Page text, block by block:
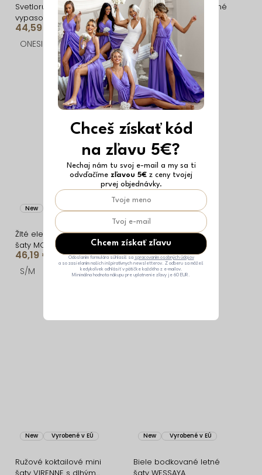
Svetloružové
vypasované dlhé šaty
UMSEET
44,59 €
ONESIZE
Svetlo zelené elegantné
dlhé šaty NORVETA s
odhaleným chrbtom
37,29 €
ONESIZE
New
Žlté elegantné dlhé letné
šaty MOVINATE
46,19 €
S/M
Vyrobené v EÚ
Zelené koktailové mini
šaty VIRENNE s dlhým
rukávom
25,49 €
ONESIZE
New Vyrobené v EÚ
Ružové koktailové mini
New Vyrobené v EÚ
Biele bodkované letné
Chceš získať kód
na zľavu 5€?
Nechaj nám tu svoj e-mail a my sa ti
odvďačíme zľavou 5€ z ceny tvojej
prvej objednávky.
Chcem získať zľavu
Odoslaním formulára súhlasíš sa spracovaním osobných údajov
a so zasielaním našich inšpiratívnych newsletterov. Z odberu sa môžeš
kedykoľvek odhlásiť v pätičke každého z e-mailov.
Minimálna hodnota nákupu pre uplatnenie zľavy je 60 EUR.